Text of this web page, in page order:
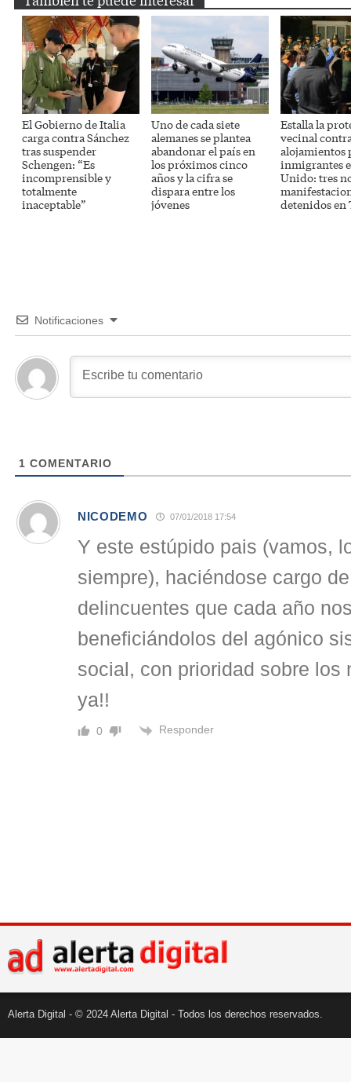
El Gobierno de Italia
carga contra Sánchez
tras suspender
Schengen: “Es
incomprensible y
totalmente
inaceptable”
Uno de cada siete
alemanes se plantea
abandonar el país en
los próximos cinco
años y la cifra se
dispara entre los
jóvenes
Estalla la
vecinal
alojamientos
inmigrantes
Unido: tres
detenidos en
Notificaciones
1 COMENTARIO
NICODEMO 07/01/2018 17:54
Y este estúpido pais (vamos,
siempre), haciéndose cargo
delincuentes que cada año
beneficiándolos del agónico
social, con prioridad sobre los
ya!!
0 Responder
Alerta Digital - © 2024 Alerta Digital - Todos los derechos reservados.